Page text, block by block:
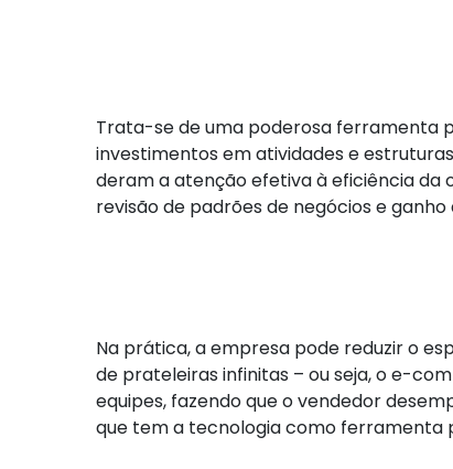
Trata-se de uma poderosa ferramenta
investimentos em atividades e
deram a atenção efetiva à eficiência da
revisão de padrões de negócios e ganho
Na prática, a empresa pode reduzir o
de prateleiras infinitas – ou seja, o e-
equipes, fazendo que o vendedor
que tem a tecnologia como ferramenta